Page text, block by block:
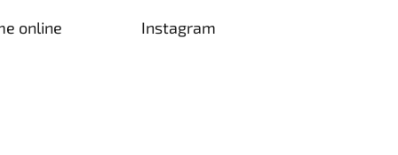
online
Instagram